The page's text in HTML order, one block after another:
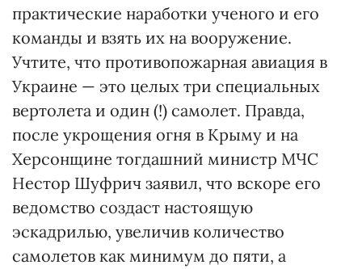
практические наработки ученого и его
команды и взять их на вооружение.
Учтите, что противопожарная авиация в
Украине — это целых три специальных
вертолета и один (!) самолет. Правда,
после укрощения огня в Крыму и на
Херсонщине тогдашний министр МЧС
Нестор Шуфрич заявил, что вскоре его
ведомство создаст настоящую
эскадрилью, увеличив количество
самолетов как минимум до пяти, а